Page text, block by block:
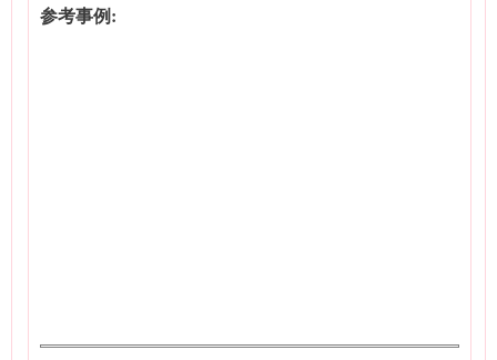
参考事例: